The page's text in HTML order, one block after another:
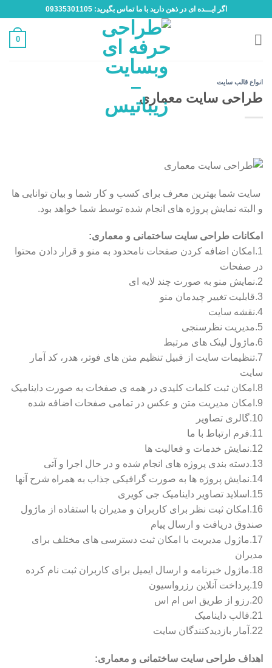
content
اگر ایـــده ای در ذهن دارید با ما تماس بگیرید: 09335301105
0
انواع قالب سایت
طراحی سایت معماری
سایت شما بهترین معرف برای کسب و کار شما و بیان توانایی ها
و البته نمایش پروژه های انجام شده توسط شما خواهد بود.
امکانات طراحی سایت ساختمانی و معماری:
1.امکان اضافه کردن صفحات نامحدود به منو و قرار دادن محتوا
در صفحات
2.نمایش منو به صورت چند لایه ای
3.قابلیت تغییر چیدمان منو
4.نقشه سایت
5.مدیریت نظرسنجی
6.ماژول لینک های مرتبط
7.تنظیمات سایت از قبیل تنظیم متن های فوتر، هدر، کد آمار
سایت
8.امکان ثبت کلمات کلیدی در همه ی صفخات به صورت داینامیک
9.امکان مدیریت متن و عکس در تمامی صفحات اضافه شده
10.گالری تصاویر
11.فرم ارتباط با ما
12.نمایش خدمات و فعالیت ها
13.دسته بندی پروژه های انجام شده و در حال اجرا و آتی
14.نمایش پروژه ها به صورت گرافیکی جذاب به همراه شرح آنها
15.اسلاید تصاویر داینامیک جی کویری
16.امکان ثبت نظر برای کاربران و مدیران با استفاده از ماژول
صندوق دریافت و ارسال پیام
17.ماژول مدیریت با امکان ثبت دسترسی های مختلف برای
مدیران
18.ماژول خبرنامه و ارسال ایمیل برای کاربران ثبت نام کرده
19.پرداخت آنلاین رزرواسیون
20.رزو از طریق اس ام اس
21.قالب داینامیک
22.آمار بازدیدکنندگان سایت
اهداف طراحی سایت ساختمانی و معماری: